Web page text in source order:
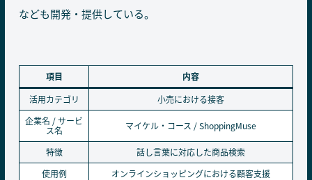
なども開発・提供している。
項目
内容
活用カテゴリ
小売における接客
企業名 / サービ
ス名
マイケル・コース / ShoppingMuse
特徴
話し言葉に対応した商品検索
使用例
オンラインショッピングにおける顧客支援